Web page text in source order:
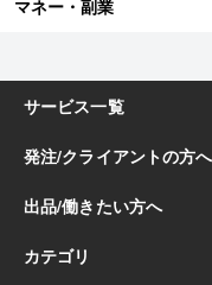
マネー・副業